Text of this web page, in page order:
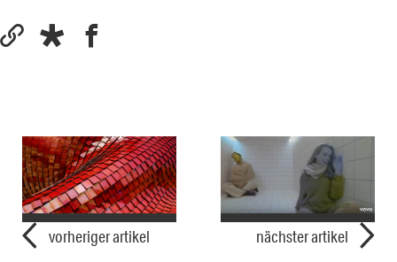
vorheriger artikel nächster artikel